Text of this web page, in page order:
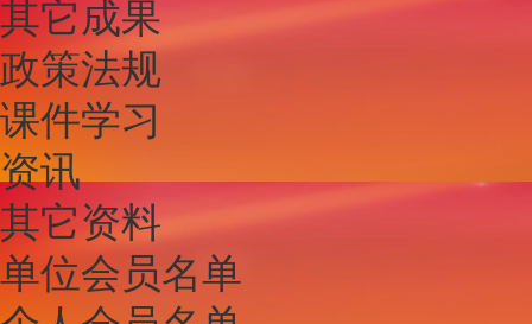
其它成果
政策法规
课件学习
资讯
其它资料
单位会员名单